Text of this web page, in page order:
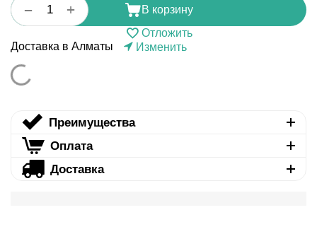
+
−
В корзину
Отложить
Доставка в Алматы
Изменить
Преимущества
Оплата
Доставка